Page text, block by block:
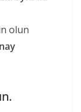
olun